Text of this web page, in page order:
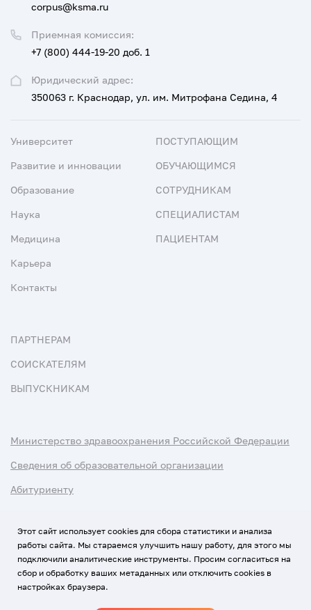
Юридический адрес:
350063 г. Краснодар, ул. им. Митрофана Седина, 4
Приемная комиссия:
+7 (800) 444-19-20 доб. 1
corpus@ksma.ru
Университет
Развитие и инновации
Образование
Наука
Медицина
Карьера
Контакты
ПОСТУПАЮЩИМ
ОБУЧАЮЩИМСЯ
СОТРУДНИКАМ
СПЕЦИАЛИСТАМ
ПАЦИЕНТАМ
ПАРТНЕРАМ
СОИСКАТЕЛЯМ
ВЫПУСКНИКАМ
Министерство здравоохранения Российской Федерации
Сведения об образовательной организации
Абитуриенту
Использование Cookies
Политика обработки персональных данных
Этот сайт использует cookies для сбора статистики и анализа
работы сайта. Мы стараемся улучшить нашу работу, для этого мы
подключили аналитические инструменты. Просим согласиться на
сбор и обработку ваших метаданных или отключить cookies в
настройках браузера.